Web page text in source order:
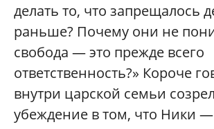
делать то, что запрещалось
раньше? Почему они не
свобода — это прежде всего
ответственность?» Короче
внутри царской семьи
убеждение в том, что Ники